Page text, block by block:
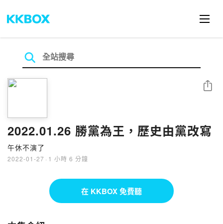
2022.01.26 勝黨為王，歷史由黨改寫
午休不演了
2022-01-27 · 1 小時 6 分鐘
分享
在 KKBOX 免費聽